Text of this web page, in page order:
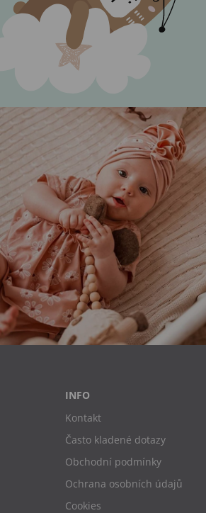
INFO
Kontakt
Často kladené dotazy
Obchodní podmínky
Ochrana osobních údajů
Cookies